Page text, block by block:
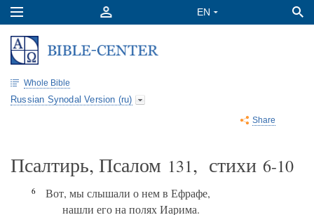
Whole Bible
Russian Synodal Version (ru)
Share
Псалтирь, Псалом 131, стихи 6-10
6
Вот, мы слышали о нем в Ефрафе,
нашли его на полях Иарима.